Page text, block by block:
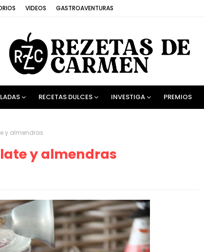
VIDEOS GASTROAVENTURAS
RECETAS DULCES INVESTIGA PREMIOS
y almendras
y almendras